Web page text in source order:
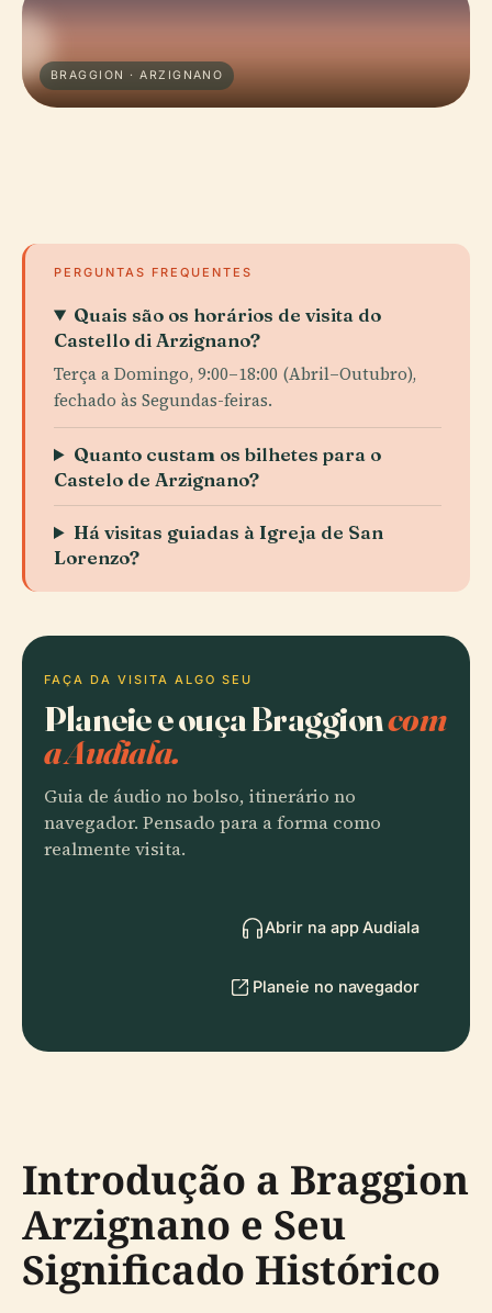
BRAGGION · ARZIGNANO
PERGUNTAS FREQUENTES
Quais são os horários de visita do
Castello di Arzignano?
Terça a Domingo, 9:00–18:00 (Abril–Outubro),
fechado às Segundas-feiras.
Quanto custam os bilhetes para o
Castelo de Arzignano?
Há visitas guiadas à Igreja de San
Lorenzo?
FAÇA DA VISITA ALGO SEU
Planeie e ouça Braggioncom
a Audiala.
Guia de áudio no bolso, itinerário no
navegador. Pensado para a forma como
realmente visita.
Abrir na app Audiala
Planeie no navegador
Introdução a Braggion
Arzignano e Seu
Significado Histórico